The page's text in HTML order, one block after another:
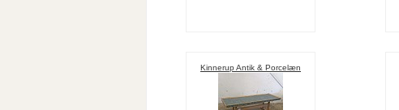
Kinnerup Antik & Porcelæn